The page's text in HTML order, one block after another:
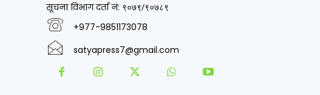
सूचना विभाग दर्ता नं: ९०७९/९०७८९
+977-9851173078
satyapress7@gmail.com